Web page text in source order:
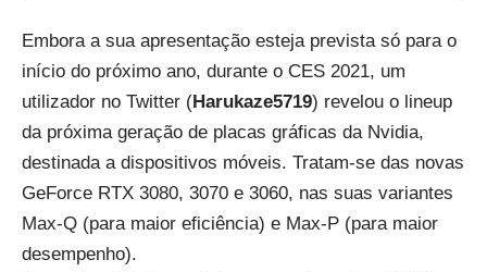
Embora a sua apresentação esteja prevista só para o
início do próximo ano, durante o CES 2021, um
utilizador no Twitter (Harukaze5719) revelou o lineup
da próxima geração de placas gráficas da Nvidia,
destinada a dispositivos móveis. Tratam-se das novas
GeForce RTX 3080, 3070 e 3060, nas suas variantes
Max-Q (para maior eficiência) e Max-P (para maior
desempenho).